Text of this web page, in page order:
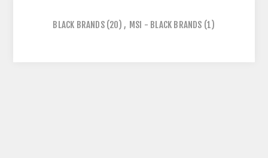
BLACK BRANDS (20) , MSI - BLACK BRANDS (1)